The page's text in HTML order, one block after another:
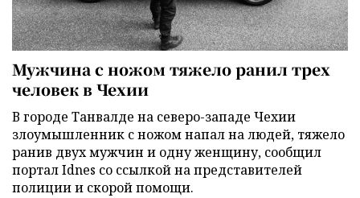
Мужчина с ножом тяжело ранил трех
человек в Чехии
В городе Танвалде на северо-западе Чехии
злоумышленник с ножом напал на людей, тяжело
ранив двух мужчин и одну женщину, сообщил
портал Idnes со ссылкой на представителей
полиции и скорой помощи.